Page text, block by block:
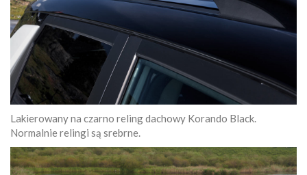
Lakierowany na czarno reling dachowy Korando Black.
Normalnie relingi są srebrne.